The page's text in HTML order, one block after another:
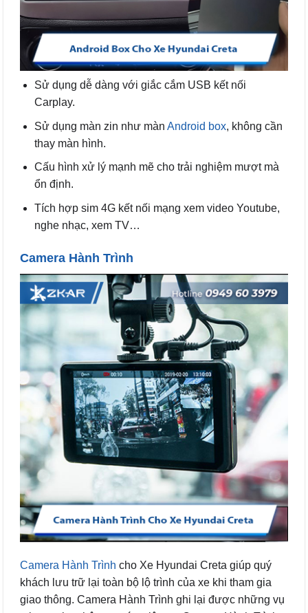
Sử dụng dễ dàng với giắc cắm USB kết nối
Carplay.
Sử dụng màn zin như màn Android box, không cần
thay màn hình.
Cấu hình xử lý mạnh mẽ cho trải nghiệm mượt mà
ổn định.
Tích hợp sim 4G kết nối mạng xem video Youtube,
nghe nhạc, xem TV…
Camera Hành Trình
Camera Hành Trình cho Xe Hyundai Creta giúp quý
khách lưu trữ lại toàn bộ lộ trình của xe khi tham gia
giao thông. Camera Hành Trình ghi lại được những vụ